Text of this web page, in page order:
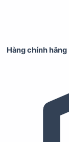
Hàng chính hãng